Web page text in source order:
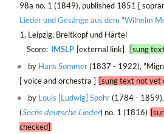
98a no. 1 (1849), published 1851 [
Lieder und Gesänge aus dem "Wilhelm
1, Leipzig, Breitkopf und Härtel
Score: IMSLP [external link]
[sung
by Hans Sommer(1837 - 1922),
[ voice and orchestra ] [sung text not yet
by Louis [Ludwig] Spohr(1784 - 1859),
(Sechs deutsche Lieder) no. 1 (1816)
checked]